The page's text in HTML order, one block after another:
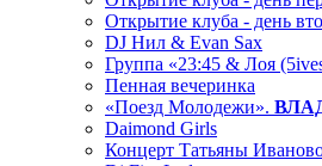
Открытие клуба - день
DJ Нил & Evan Sax
Группа «23:45 & Лоя
Пенная вечеринка
«Поезд Молодежи».
Daimond Girls
Концерт Татьяны